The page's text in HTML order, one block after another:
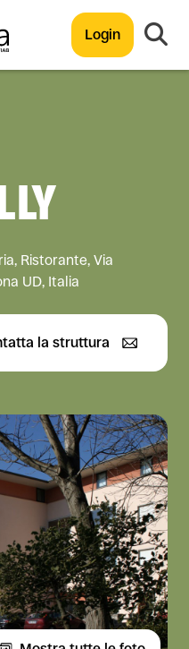
Login
Ristorante, Via
UD, Italia
la struttura